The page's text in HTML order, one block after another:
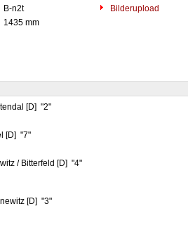
B-n2t
Bilderupload
1435 mm
[D] "2"
[D] "7"
/ Bitterfeld [D] "4"
[D] "3"